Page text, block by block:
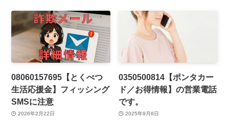
08060157695【とくべつ
生活応援金】フィッシング
SMSに注意
2026年2月22日
0350500814【ポンタカー
ド／お得情報】の営業電話
です。
2025年9月6日